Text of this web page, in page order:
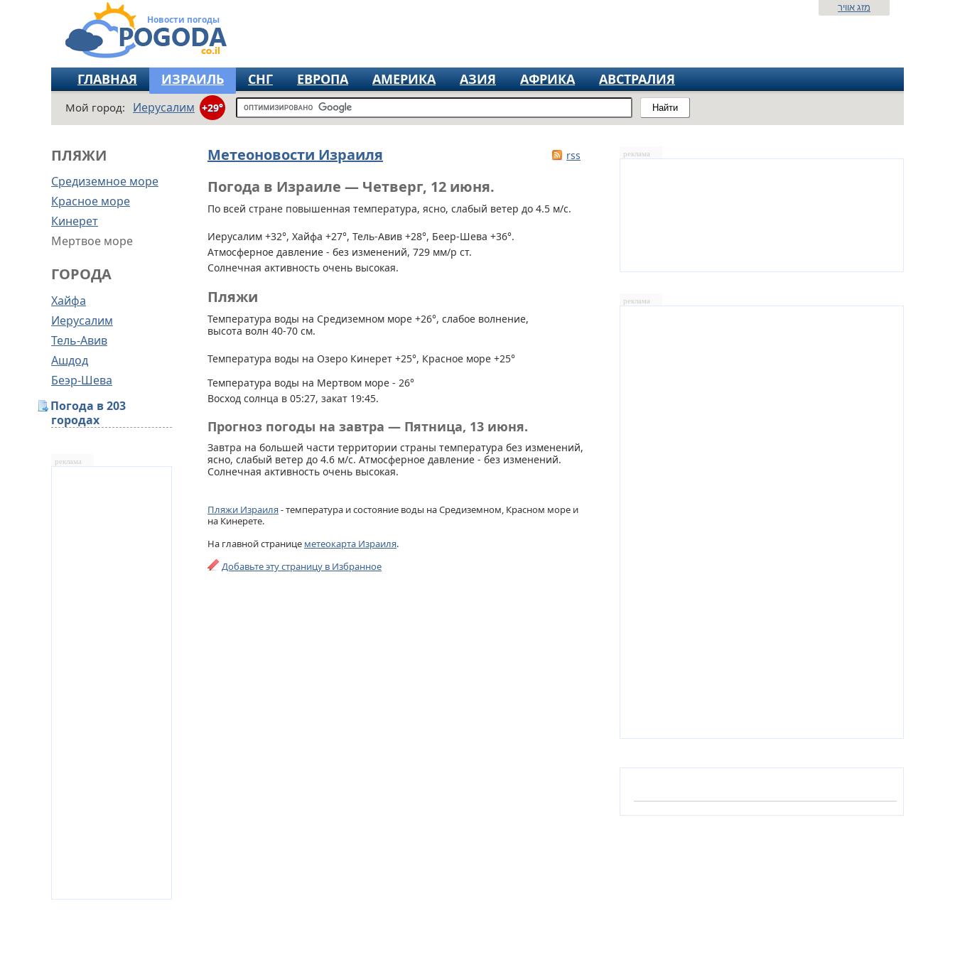
Новости погоды
Найти
מזג אוויר
ГЛАВНАЯ ИЗРАИЛЬ СНГ ЕВРОПА АМЕРИКА АЗИЯ АФРИКА АВСТРАЛИЯ
Мой город: Иерусалим +29°
ПЛЯЖИ
Средиземное море
Красное море
Кинерет
Мертвое море
ГОРОДА
Хайфа
Иерусалим
Тель-Авив
Ашдод
Беэр-Шева
Погода в 203
городах
реклама
Метеоновости Израиля rss
Погода в Израиле — Четверг, 12 июня.
По всей стране повышенная температура, ясно, слабый ветер до 4.5 м/с.
Иерусалим +32°, Хайфа +27°, Тель-Авив +28°, Беер-Шева +36°.
Атмосферное давление - без изменений, 729 мм/р ст.
Солнечная активность очень высокая.
Пляжи
Температура воды на Средиземном море +26°, слабое волнение,
высота волн 40-70 см.
Температура воды на Озеро Кинерет +25°, Красное море +25°
Температура воды на Мертвом море - 26°
Восход солнца в 05:27, закат 19:45.
Прогноз погоды на завтра — Пятница, 13 июня.
Завтра на большей части территории страны температура без изменений,
ясно, слабый ветер до 4.6 м/с. Атмосферное давление - без изменений.
Солнечная активность очень высокая.
Пляжи Израиля- температура и состояние воды на Средиземном, Красном море и
на Кинерете.
На главной странице метеокарта Израиля.
Добавьте эту страницу в Избранное
реклама
реклама